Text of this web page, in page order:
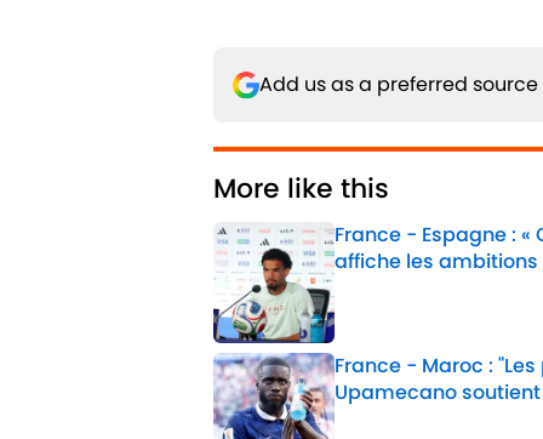
Add us as a preferred source
More like this
France - Espagne :
affiche les
France - Maroc :
Upamecano
Published by on Invalid